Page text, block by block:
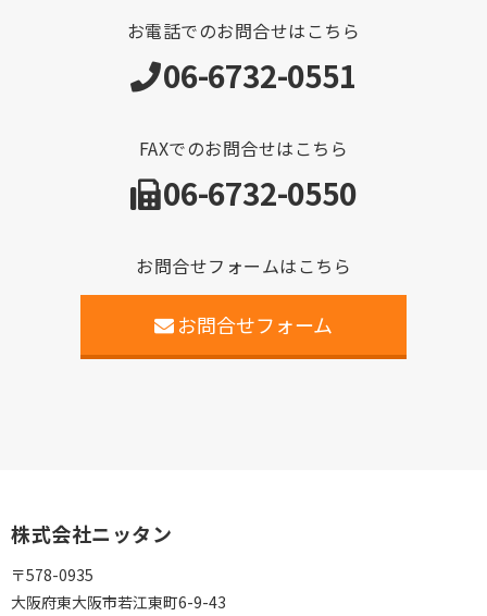
お電話でのお問合せはこちら
06-6732-0551
FAXでのお問合せはこちら
06-6732-0550
お問合せフォームはこちら
お問合せフォーム
株式会社ニッタン
〒578-0935
大阪府東大阪市若江東町6-9-43